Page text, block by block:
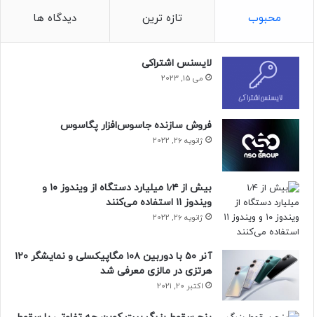
مقاله‌های مرتبط
اپل نگران است که در جریان دادگاه، گوگل به‌جای تمرکز بر منافع
مشترک با اپل، بیشتر به دفاع از خودش در برابر اتهامات
ضدانحصاری بپردازد؛ موضوعی که می‌تواند به ضرر قرارداد سودآور
بین این دو شرکت تمام شود. در نتیجه، اپل تصمیم دارد برای دفاع
محبوب تازه ترین دیدگاه ها
لایسنس اشتراکی
می 15, 2023
فروش سازنده جاسوس‌افزار پگاسوس
ژانویه 26, 2022
بیش از ۱٫۴ میلیارد دستگاه از ویندوز ۱۰ و
ویندوز ۱۱ استفاده می‌کنند
ژانویه 26, 2022
آنر ۵۰ با دوربین ۱۰۸ مگاپیکسلی و نمایشگر ۱۲۰
هرتزی در مالزی معرفی شد
اکتبر 20, 2021